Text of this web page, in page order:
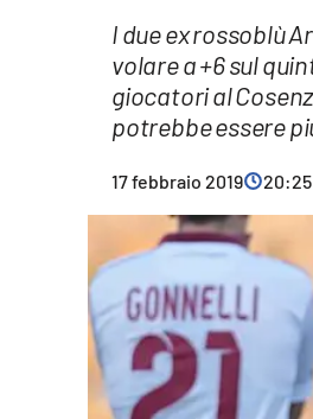
Streaming
I due ex rossoblù
volare a +6 sul
giocatori al
potrebbe essere
17 febbraio 2019 20:25